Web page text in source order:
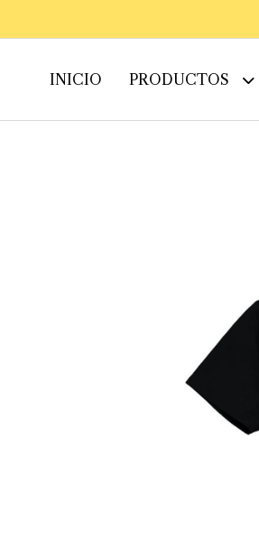
INICIO PRODUCTOS